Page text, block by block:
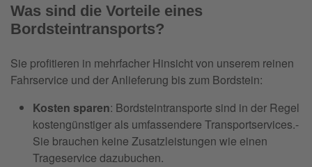
Was sind die Vorteile eines
Bordsteintransports?
Sie profitieren in mehrfacher Hinsicht von unserem reinen
Fahrservice und der Anlieferung bis zum Bordstein:
Kosten sparen: Bordsteintransporte sind in der Regel
kostengünstiger als umfassendere Transportservices.-
Sie brauchen keine Zusatzleistungen wie einen
Trageservice dazubuchen.